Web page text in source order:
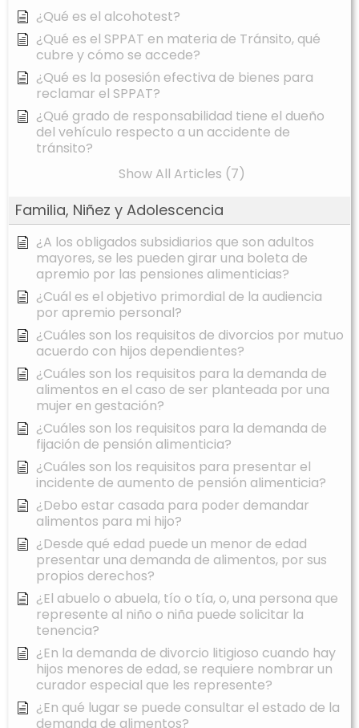
¿Qué es el alcohotest?
¿Qué es el SPPAT en materia de Tránsito, qué
cubre y cómo se accede?
¿Qué es la posesión efectiva de bienes para
reclamar el SPPAT?
¿Qué grado de responsabilidad tiene el dueño
del vehículo respecto a un accidente de
tránsito?
Show All Articles (7)
Familia, Niñez y Adolescencia
¿A los obligados subsidiarios que son adultos
mayores, se les pueden girar una boleta de
apremio por las pensiones alimenticias?
¿Cuál es el objetivo primordial de la audiencia
por apremio personal?
¿Cuáles son los requisitos de divorcios por mutuo
acuerdo con hijos dependientes?
¿Cuáles son los requisitos para la demanda de
alimentos en el caso de ser planteada por una
mujer en gestación?
¿Cuáles son los requisitos para la demanda de
fijación de pensión alimenticia?
¿Cuáles son los requisitos para presentar el
incidente de aumento de pensión alimenticia?
¿Debo estar casada para poder demandar
alimentos para mi hijo?
¿Desde qué edad puede un menor de edad
presentar una demanda de alimentos, por sus
propios derechos?
¿El abuelo o abuela, tío o tía, o, una persona que
represente al niño o niña puede solicitar la
tenencia?
¿En la demanda de divorcio litigioso cuando hay
hijos menores de edad, se requiere nombrar un
curador especial que les represente?
¿En qué lugar se puede consultar el estado de la
demanda de alimentos?